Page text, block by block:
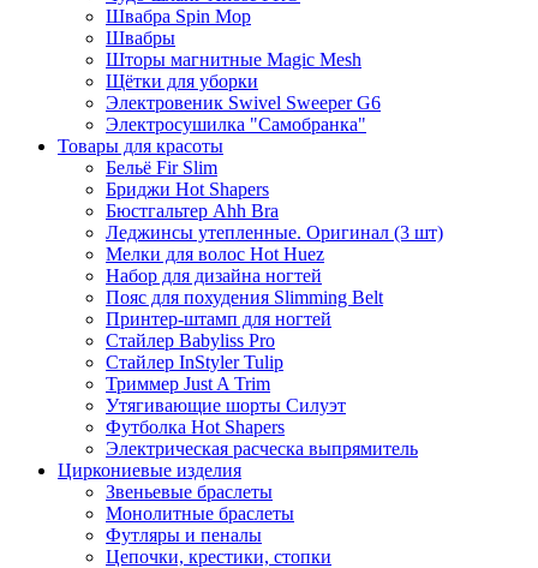
Швабра Spin Mop
Швабры
Шторы магнитные Magic Mesh
Щётки для уборки
Электровеник Swivel Sweeper G6
Электросушилка "Самобранка"
Товары для красоты
Бельё Fir Slim
Бриджи Hot Shapers
Бюстгальтер Ahh Bra
Леджинсы утепленные. Оригинал (3 шт)
Мелки для волос Hot Huez
Набор для дизайна ногтей
Пояс для похудения Slimming Belt
Принтер-штамп для ногтей
Стайлер Babyliss Pro
Стайлер InStyler Tulip
Триммер Just A Trim
Утягивающие шорты Силуэт
Футболка Hot Shapers
Электрическая расческа выпрямитель
Циркониевые изделия
Звеньевые браслеты
Монолитные браслеты
Футляры и пеналы
Цепочки, крестики, стопки